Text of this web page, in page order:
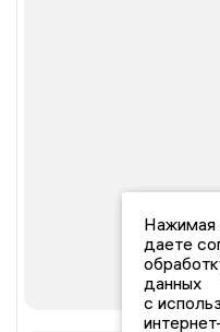
Нажимая
даете
данных
с